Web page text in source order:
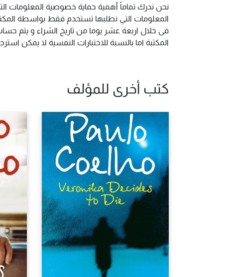
نحن ندرك تماماً أهمية حماية خصوصية المعلومات
المعلومات التي نطلبها تستخدم فقط بواسطة
فى خلال اربعة عشر يوما من تاريخ الشراء و يتم
المكتبة اما بالنسبة للاختبارات النفسية لا
كتب أخرى للمؤلف